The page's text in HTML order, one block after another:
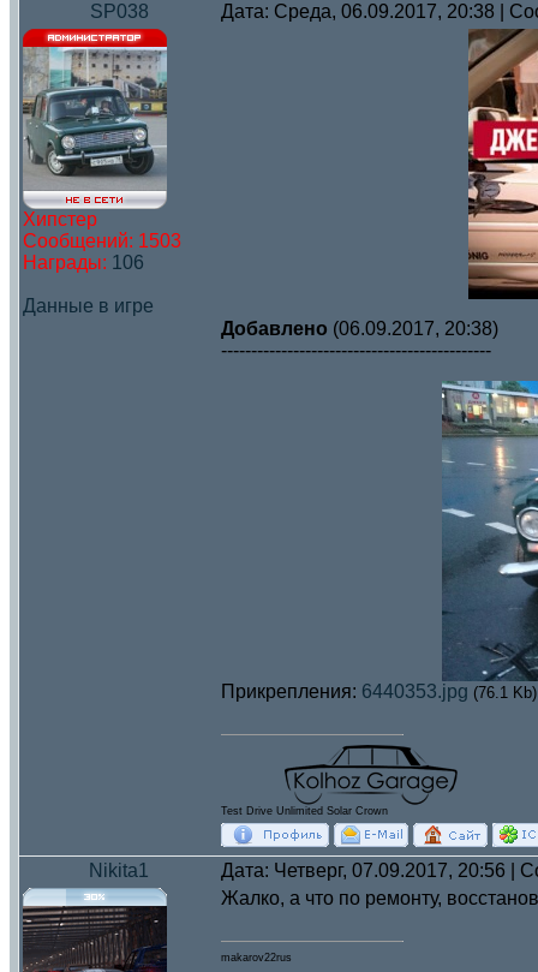
SP038 Дата: Среда, 06.09.2017, 20:38 |
Хипстер
Сообщений: 1503
Награды: 106
Данные в игре
Добавлено (06.09.2017, 20:38)
---------------------------------------------
Прикрепления: 6440353.jpg (76.1 Kb)
Test Drive Unlimited Solar Crown
Nikita1 Дата: Четверг, 07.09.2017, 20:56 |
Жалко, а что по ремонту,
makarov22rus